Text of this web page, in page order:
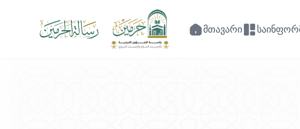
მთავარი